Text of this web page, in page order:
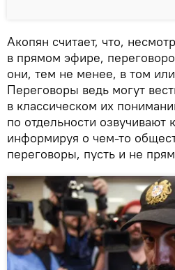
Акопян считает, что,
в прямом эфире,
они, тем не менее, в том
Переговоры ведь могут
в классическом их
по отдельности озвучивают
информируя о чем-то
переговоры, пусть и не